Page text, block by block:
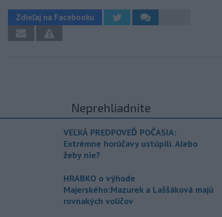
Zdieľaj na Facebooku
Neprehliadnite
VEĽKÁ PREDPOVEĎ POČASIA:
Extrémne horúčavy ustúpili. Alebo
žeby nie?
HRABKO o výhode
Majerského:Mazurek a Laššáková majú
rovnakých voličov